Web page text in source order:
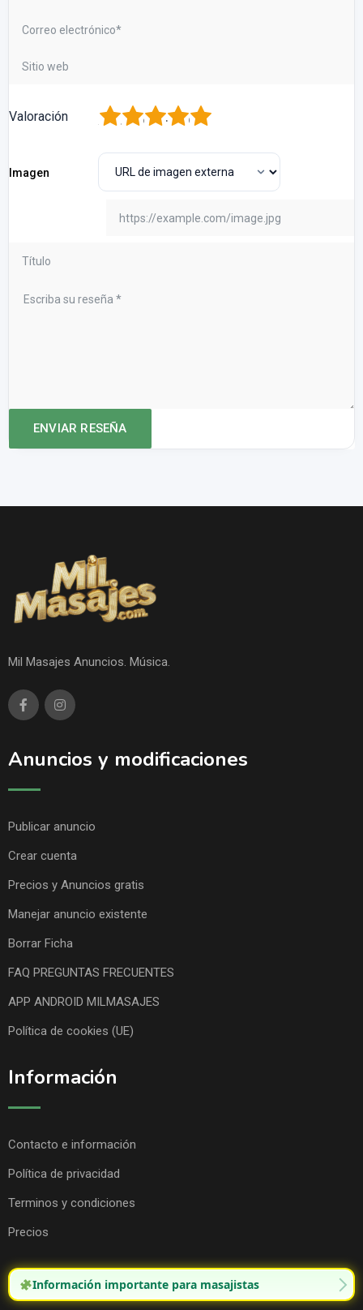
Valoración 5
4
3
2
Imagen
Mil Masajes Anuncios. Música.
Anuncios y modificaciones
Publicar anuncio
Crear cuenta
Precios y Anuncios gratis
Manejar anuncio existente
Borrar Ficha
FAQ PREGUNTAS FRECUENTES
APP ANDROID MILMASAJES
Política de cookies (UE)
Información
Contacto e información
Política de privacidad
Terminos y condiciones
Precios
Información importante para masajistas